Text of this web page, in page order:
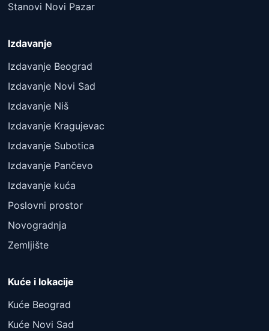
Stanovi Novi Pazar
Izdavanje
Izdavanje Beograd
Izdavanje Novi Sad
Izdavanje Niš
Izdavanje Kragujevac
Izdavanje Subotica
Izdavanje Pančevo
Izdavanje kuća
Poslovni prostor
Novogradnja
Zemljište
Kuće i lokacije
Kuće Beograd
Kuće Novi Sad